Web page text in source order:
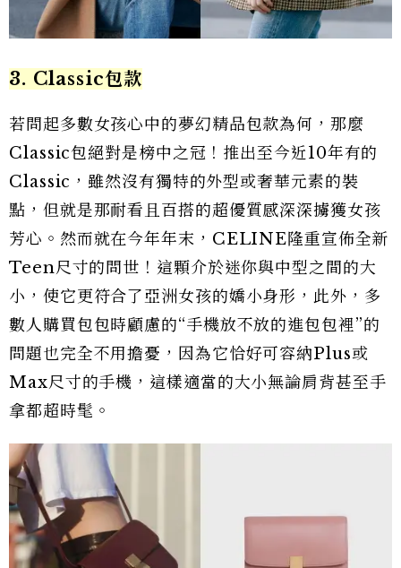
3. Classic包款
若問起多數女孩心中的夢幻精品包款為何，那麼
Classic包絕對是榜中之冠！推出至今近10年有的
Classic，雖然沒有獨特的外型或奢華元素的裝
點，但就是那耐看且百搭的超優質感深深擄獲女孩
芳心。然而就在今年年末，CELINE隆重宣佈全新
Teen尺寸的問世！這顆介於迷你與中型之間的大
小，使它更符合了亞洲女孩的嬌小身形，此外，多
數人購買包包時顧慮的“手機放不放的進包包裡”的
問題也完全不用擔憂，因為它恰好可容納Plus或
Max尺寸的手機，這樣適當的大小無論肩背甚至手
拿都超時髦。